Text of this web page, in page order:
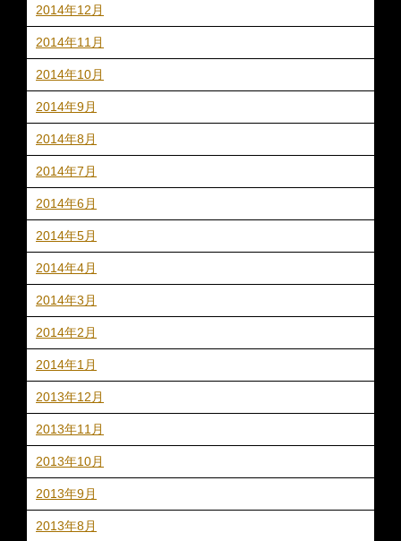
2014年12月
2014年11月
2014年10月
2014年9月
2014年8月
2014年7月
2014年6月
2014年5月
2014年4月
2014年3月
2014年2月
2014年1月
2013年12月
2013年11月
2013年10月
2013年9月
2013年8月